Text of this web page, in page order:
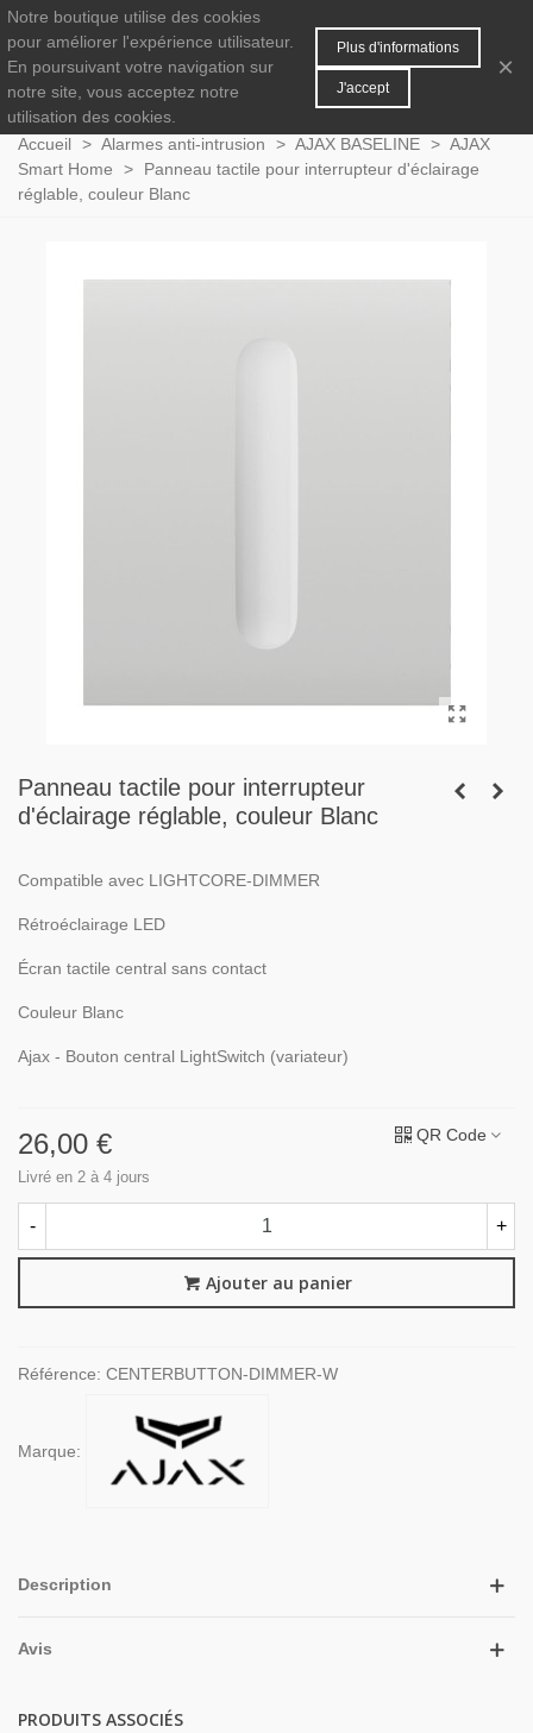
0 MENU
Accueil > Alarmes anti-intrusion > AJAX BASELINE > AJAX
Smart Home
>
Panneau tactile pour interrupteur d'éclairage
réglable, couleur Blanc
Panneau tactile pour interrupteur
d'éclairage réglable, couleur Blanc
Compatible avec LIGHTCORE-DIMMER
Rétroéclairage LED
Écran tactile central sans contact
Couleur Blanc
Ajax - Bouton central LightSwitch (variateur)
26,00 €
Livré en 2 à 4 jours
QR Code
- +
Ajouter au panier
Référence: CENTERBUTTON-DIMMER-W
Marque:
Description
Avis
PRODUITS ASSOCIÉS
Notre boutique utilise des cookies
pour améliorer l'expérience utilisateur.
En poursuivant votre navigation sur
notre site, vous acceptez notre
utilisation des cookies.
Plus d'informations
J'accept
×